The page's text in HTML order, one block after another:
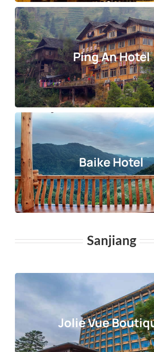
Ping An Hotel
Baike Hotel
Sanjiang
Jolie Vue